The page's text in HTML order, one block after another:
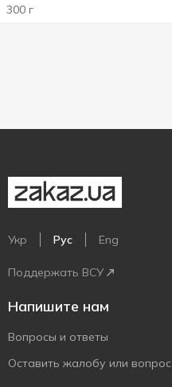
300 г
Укр Рус Eng
Поддержать ВСУ
Напишите нам
Вопросы и ответы
Оставить жалобу или вопрос